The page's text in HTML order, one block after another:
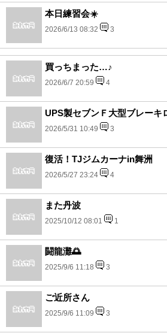
本日練習会☀️
2026/6/13 08:32 3
買っちまった…♪
2026/6/7 20:59 4
UPS製セブンＦ大型ブレーキ
2026/5/31 10:49 3
復活！TJジムカーナin舞洲
2026/5/27 23:24 4
また丹波
2025/10/12 08:01 1
闘龍灘🌅
2025/9/6 11:18 3
ご近所さん
2025/9/6 11:09 3